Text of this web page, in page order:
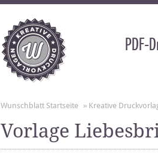
PDF-
Wunschblatt Startseite » Kreative
Vorlage